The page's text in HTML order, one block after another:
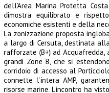
dell’Area Marina Protetta
dimostra equilibrato e
economiche esistenti e della
La zonizzazione proposta
a largo di Cersuta, destinata
rafforzate (B+) ad Acquafredda,
grandi Zone B, che si
corridoio di accesso al
connette l’intera AMP,
risorse marine. L’incontro ha